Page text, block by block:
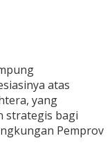
atas
yang
strategis bagi
Pemprov